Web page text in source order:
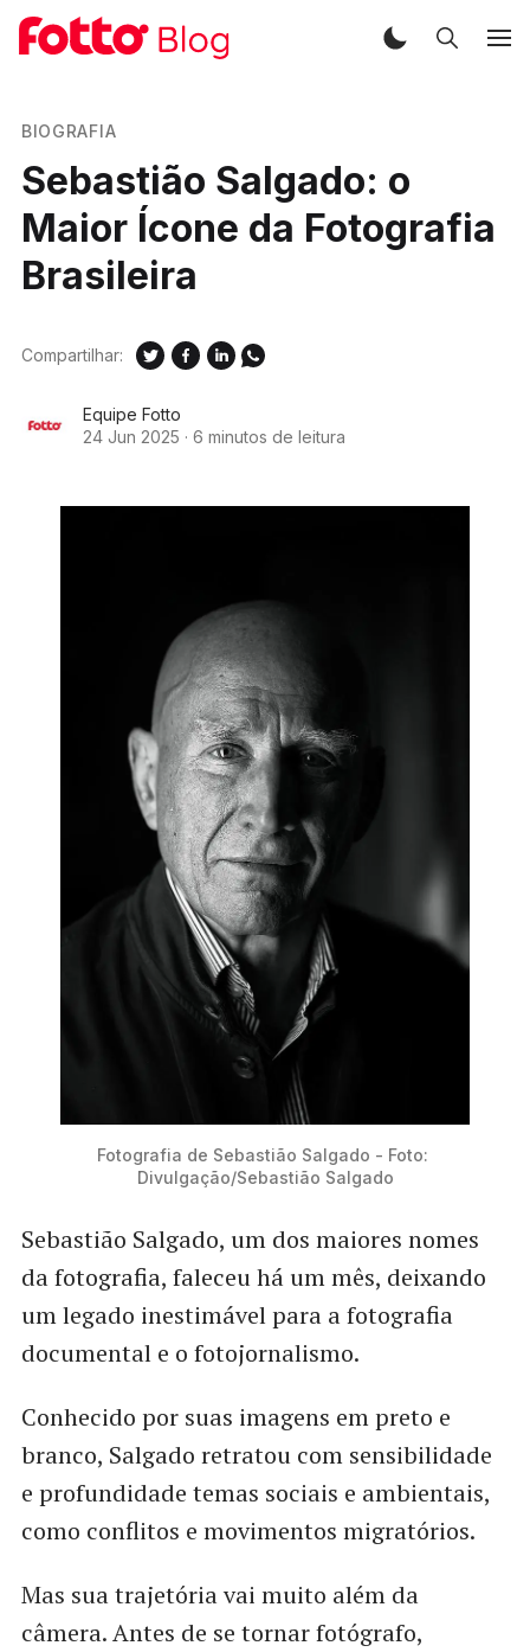
BIOGRAFIA
Sebastião Salgado: o
Maior Ícone da Fotografia
Brasileira
Equipe Fotto
24 Jun 2025 · 6 minutos de leitura
Compartilhar:
Fotografia de Sebastião Salgado - Foto:
Divulgação/Sebastião Salgado
Sebastião Salgado, um dos maiores nomes
da fotografia, faleceu há um mês, deixando
um legado inestimável para a fotografia
documental e o fotojornalismo.
Conhecido por suas imagens em preto e
branco, Salgado retratou com sensibilidade
e profundidade temas sociais e ambientais,
como conflitos e movimentos migratórios.
Mas sua trajetória vai muito além da
câmera. Antes de se tornar fotógrafo,